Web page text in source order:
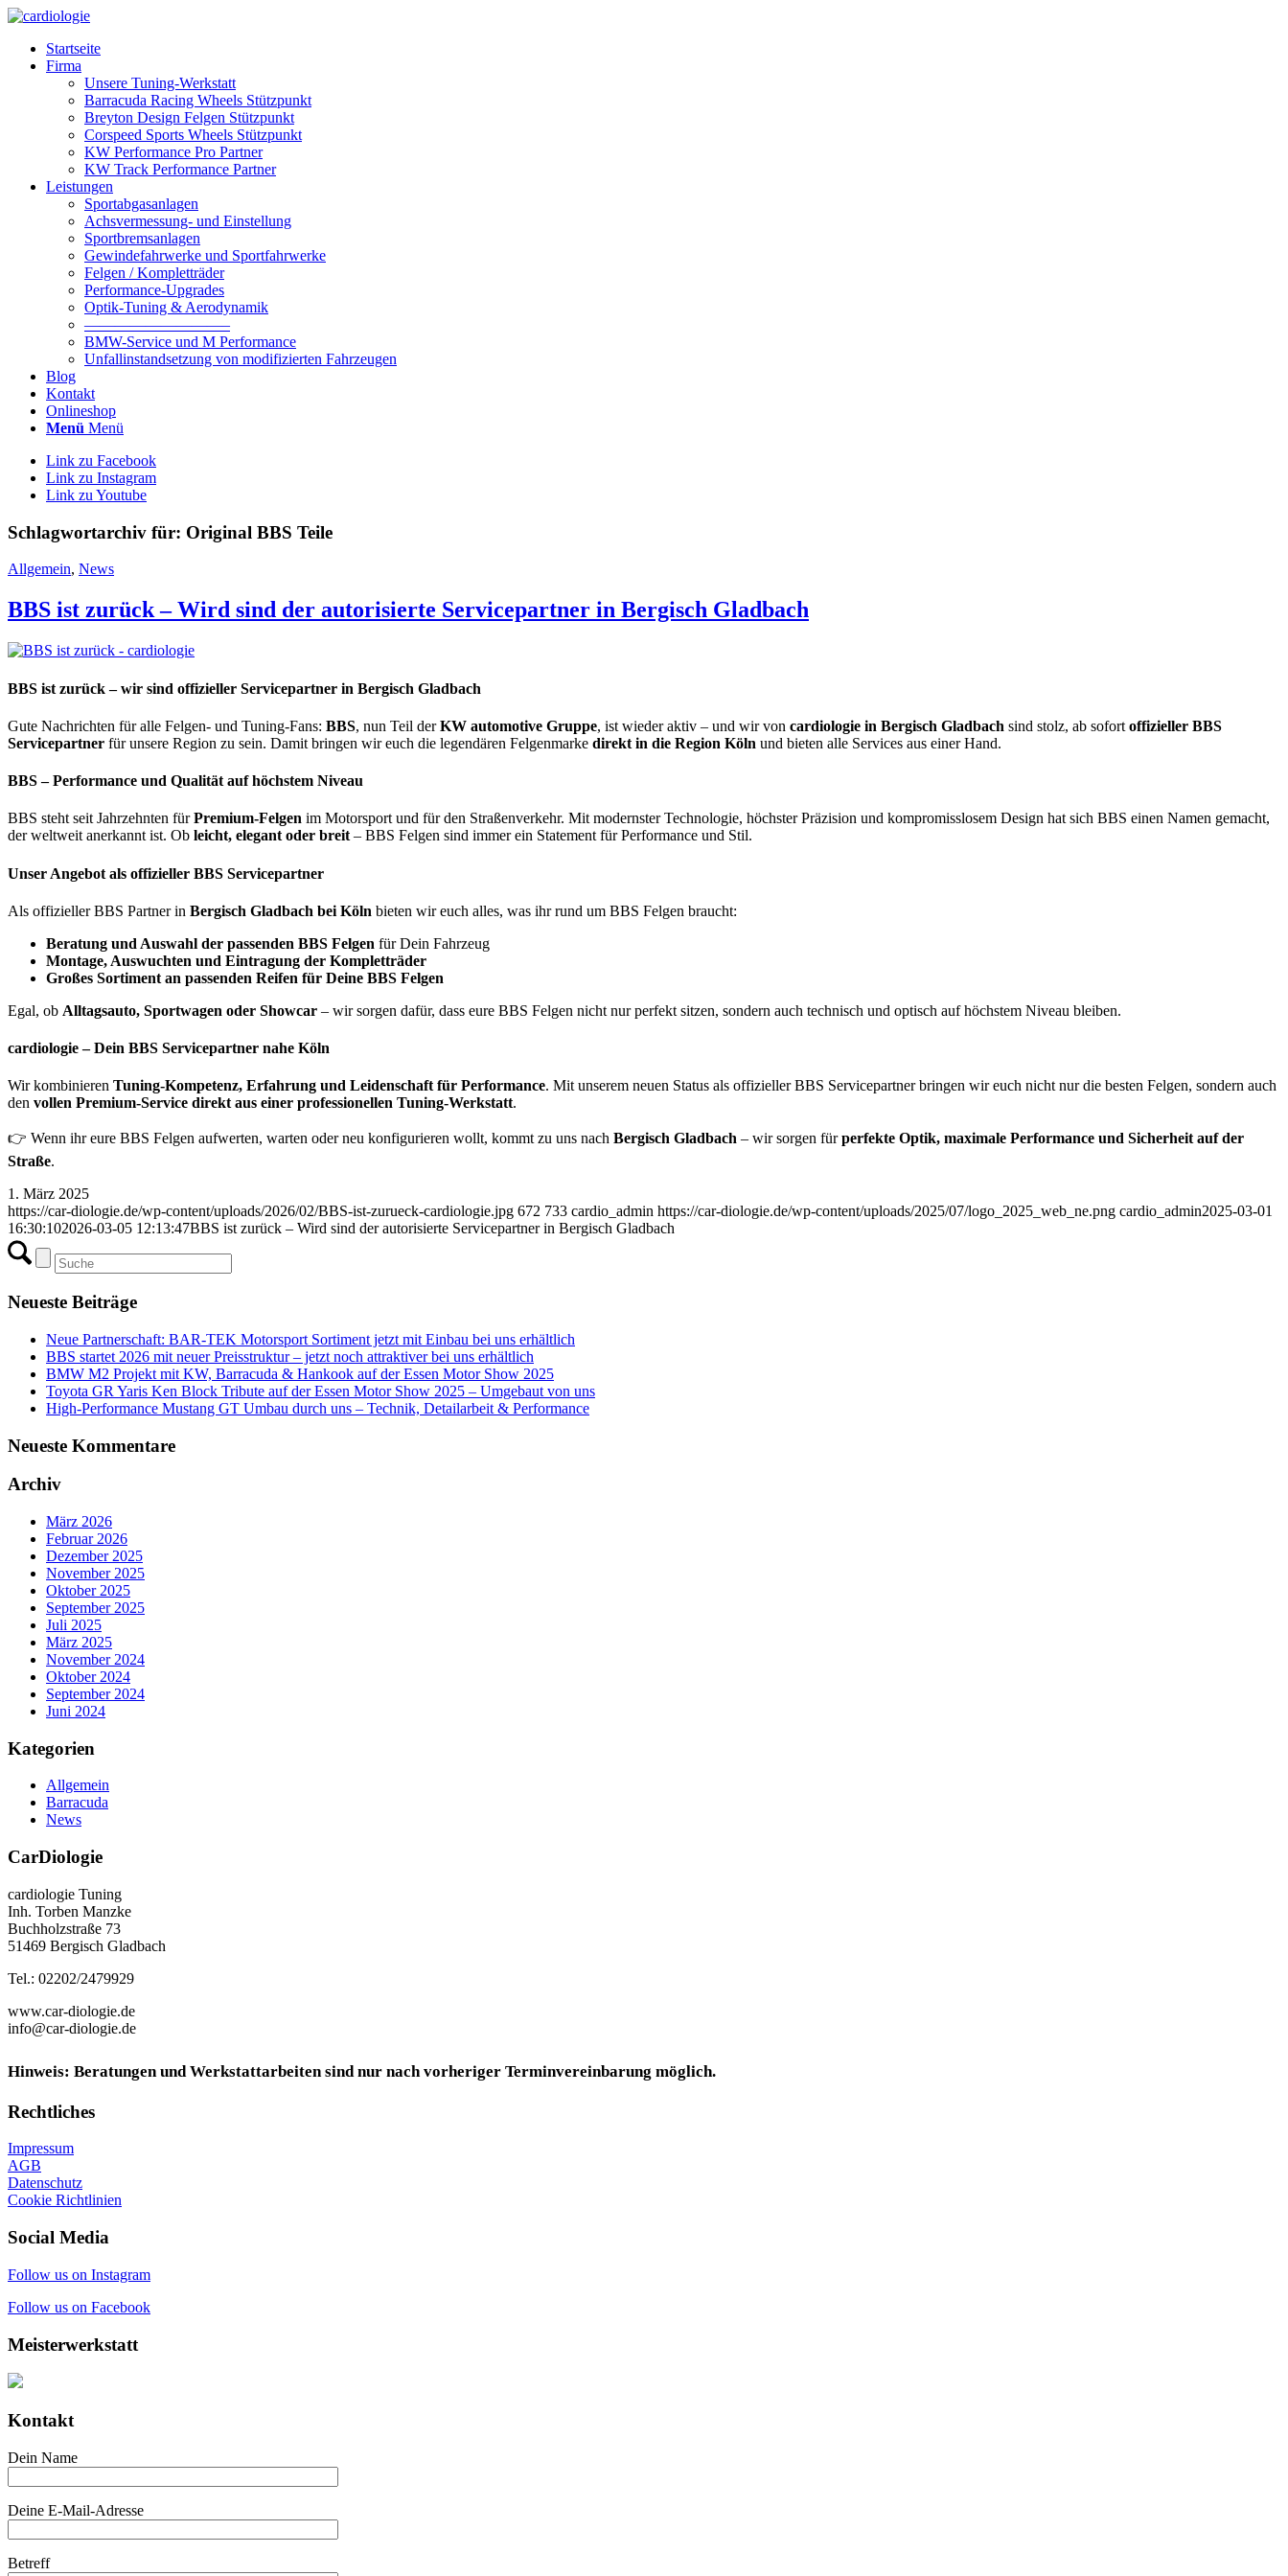
Startseite
Firma
Unsere Tuning-Werkstatt
Barracuda Racing Wheels Stützpunkt
Breyton Design Felgen Stützpunkt
Corspeed Sports Wheels Stützpunkt
KW Performance Pro Partner
KW Track Performance Partner
Leistungen
Sportabgasanlagen
Achsvermessung- und Einstellung
Sportbremsanlagen
Gewindefahrwerke und Sportfahrwerke
Felgen / Kompletträder
Performance-Upgrades
Optik-Tuning & Aerodynamik
—————————–
BMW-Service und M Performance
Unfallinstandsetzung von modifizierten Fahrzeugen
Blog
Kontakt
Onlineshop
Menü Menü
Link zu Facebook
Link zu Instagram
Link zu Youtube
Schlagwortarchiv für: Original BBS Teile
Allgemein, News
BBS ist zurück – Wird sind der autorisierte Servicepartner in Bergisch Gladbach
BBS ist zurück – wir sind offizieller Servicepartner in Bergisch Gladbach
Gute Nachrichten für alle Felgen- und Tuning-Fans: BBS, nun Teil derKW automotive Gruppe, ist wieder aktiv – und wir von cardiologie in Bergisch Gladbach sind stolz, ab sofort offizieller BBS
Servicepartner für unsere Region zu sein. Damit bringen wir euch die legendären Felgenmarke direkt in die Region Köln und bieten alle Services aus einer Hand.
BBS – Performance und Qualität auf höchstem Niveau
BBS steht seit Jahrzehnten fürPremium-Felgen im Motorsport und für den Straßenverkehr. Mit modernster Technologie, höchster Präzision und kompromisslosem Design hat sich BBS einen Namen gemacht,
der weltweit anerkannt ist. Ob leicht, elegant oder breit – BBS Felgen sind immer ein Statement für Performance und Stil.
Unser Angebot als offizieller BBS Servicepartner
Als offizieller BBS Partner in Bergisch Gladbach bei Köln bieten wir euch alles, was ihr rund um BBS Felgen braucht:
Beratung und Auswahl der passenden BBS Felgen für Dein Fahrzeug
Montage, Auswuchten und Eintragung der Kompletträder
Großes Sortiment an passenden Reifen für Deine BBS Felgen
Egal, ob Alltagsauto, Sportwagen oder Showcar – wir sorgen dafür, dass eure BBS Felgen nicht nur perfekt sitzen, sondern auch technisch und optisch auf höchstem Niveau bleiben.
cardiologie – Dein BBS Servicepartner nahe Köln
Wir kombinieren Tuning-Kompetenz, Erfahrung und Leidenschaft für Performance. Mit unserem neuen Status als offizieller BBS Servicepartner bringen wir euch nicht nur die besten Felgen, sondern auch
den vollen Premium-Service direkt aus einer professionellen Tuning-Werkstatt.
👉 Wenn ihr eure BBS Felgen aufwerten, warten oder neu konfigurieren wollt, kommt zu uns nach Bergisch Gladbach – wir sorgen fürperfekte Optik, maximale Performance und Sicherheit auf der
Straße.
1. März 2025
https://car-diologie.de/wp-content/uploads/2026/02/BBS-ist-zurueck-cardiologie.jpg 672 733 cardio_admin https://car-diologie.de/wp-content/uploads/2025/07/logo_2025_web_ne.png cardio_admin2025-03-01
16:30:102026-03-05 12:13:47BBS ist zurück – Wird sind der autorisierte Servicepartner in Bergisch Gladbach
Neueste Beiträge
Neue Partnerschaft: BAR-TEK Motorsport Sortiment jetzt mit Einbau bei uns erhältlich
BBS startet 2026 mit neuer Preisstruktur – jetzt noch attraktiver bei uns erhältlich
BMW M2 Projekt mit KW, Barracuda & Hankook auf der Essen Motor Show 2025
Toyota GR Yaris Ken Block Tribute auf der Essen Motor Show 2025 – Umgebaut von uns
High-Performance Mustang GT Umbau durch uns – Technik, Detailarbeit & Performance
Neueste Kommentare
Archiv
März 2026
Februar 2026
Dezember 2025
November 2025
Oktober 2025
September 2025
Juli 2025
März 2025
November 2024
Oktober 2024
September 2024
Juni 2024
Kategorien
Allgemein
Barracuda
News
CarDiologie
cardiologie Tuning
Inh. Torben Manzke
Buchholzstraße 73
51469 Bergisch Gladbach
Tel.: 02202/2479929
www.car-diologie.de
info@car-diologie.de
Hinweis: Beratungen und Werkstattarbeiten sind nur nach vorheriger Terminvereinbarung möglich.
Rechtliches
Impressum
AGB
Datenschutz
Cookie Richtlinien
Social Media
Follow us on Instagram
Follow us on Facebook
Meisterwerkstatt
Kontakt
Dein Name
Deine E-Mail-Adresse
Betreff